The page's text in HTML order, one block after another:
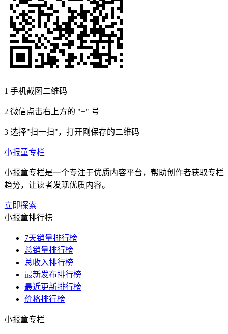
1 手机截图二维码
2 微信点击右上方的 "+" 号
3 选择"扫一扫"，打开刚保存的二维码
小报童专栏
小报童专栏是一个专注于优质内容平台，帮助创作者获取专栏
趋势，让读者发现优质内容。
立即探索
小报童排行榜
7天销量排行榜
总销量排行榜
总收入排行榜
最新发布排行榜
最近更新排行榜
价格排行榜
小报童专栏